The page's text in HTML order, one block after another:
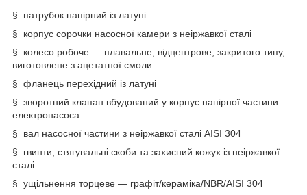
§ патрубок напірний із латуні
§ корпус сорочки насосної камери з неіржавкої сталі
§ колесо робоче — плавальне, відцентрове, закритого типу,
виготовлене з ацетатної смоли
§ фланець перехідний із латуні
§ зворотний клапан вбудований у корпус напірної частини
електронасоса
§ вал насосної частини з неіржавкої сталі AISI 304
§ гвинти, стягувальні скоби та захисний кожух із неіржавкої
сталі
§ ущільнення торцеве — графіт/кераміка/NBR/AISI 304